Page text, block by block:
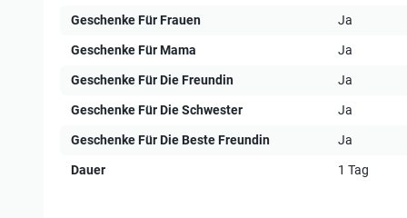
Deine persönlichen Ideen entwickeln sich durch
Der Kurs vermittelt Wissen über wichtige Techniken
Kursdetails:
Geschenke Für Frauen Ja
Geschenke Für Mama Ja
Geschenke Für Die Freundin Ja
Geschenke Für Die Schwester Ja
Geschenke Für Die Beste Freundin Ja
Dauer 1 Tag